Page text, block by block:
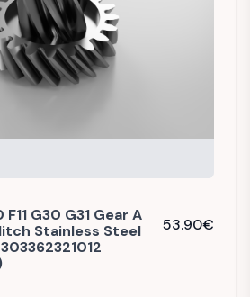
F11 G30 G31 Gear A
Stainless Steel
53.90€